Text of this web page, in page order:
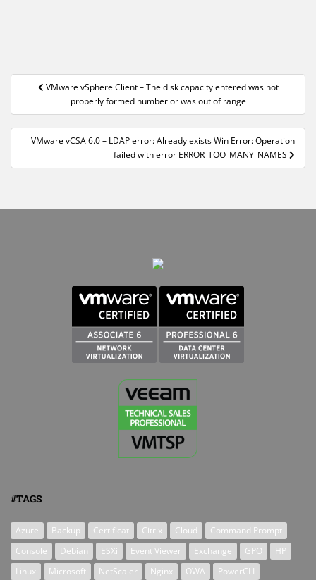
Navigation
l’article
VMware vSphere Client – The disk capacity entered was not
properly formed number or was out of range
VMware vCSA 6.0 – LDAP error: Already exists Win Error: Operation
failed with error ERROR_TOO_MANY_NAMES
#TAGS
Azure Backup Certificat Citrix Cloud
Command Prompt
Console
Debian ESXi Event Viewer Exchange GPO
HP
Linux
Microsoft NetScaler Nginx OWA PowerCLI